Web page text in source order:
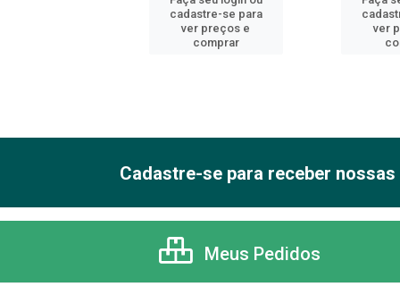
cadastre-se para
ver preços e
comprar
ver
Cadastre-se para receber
Meus Pedidos